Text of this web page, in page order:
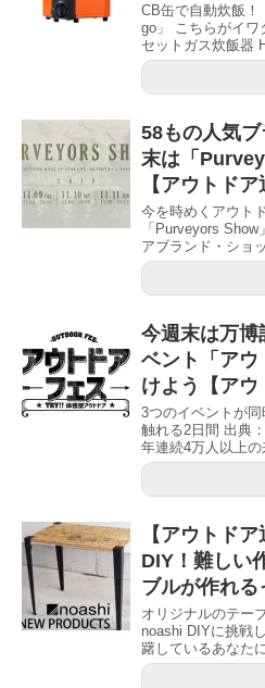
CB缶で自動炊飯！
go」 こちらがイワ
セットガス炊飯器
58もの人気
末は「
【アウトドア
今を時めくアウト
「Purveyors
アブランド・ショ
今週末は万博
ベント「アウ
けよう【アウ
3つのイベントが
触れる2日間 出典
年連続4万人以上の
【アウトド
DIY！難しい
ブルが作れる
オリジナルのテー
noashi DIYに挑戦
躇しているあなた